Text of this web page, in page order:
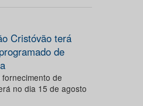
Cristóvão terá
de
de
no dia 15 de agosto